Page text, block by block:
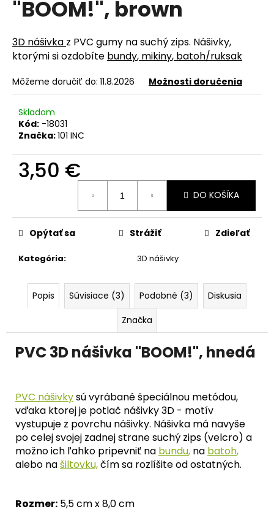
"BOOM!", brown
3D nášivka z PVC gumy na suchý zips. Nášivky,
ktorými si ozdobíte bundy, mikiny, batoh/ruksak
Môžeme doručiť do: 11.8.2026 Možnosti doručenia
Skladom
Kód: -18031
Značka:101 INC
3,50 €
DO KOŠÍKA
Kategória: 3D nášivky
Opýtať sa Strážiť Zdieľať
Popis Súvisiace (3) Podobné (3)
Diskusia
Značka
PVC 3D nášivka "BOOM!", hnedá
PVC nášivkysú vyrábané špeciálnou metódou,
vďaka ktorej je potlač nášivky 3D - motív
vystupuje z povrchu nášivky. Nášivka má navyše
po celej svojej zadnej strane suchý zips (velcro) a
možno ich ľahko pripevniť na bundu, na batoh,
alebo našiltovku,čím sa rozlíšite od ostatných.
Rozmer: 5,5 cm x 8,0 cm
s
ť
?
p
o
ú